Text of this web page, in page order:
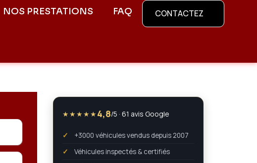
NOS PRESTATIONS FAQ CONTACTEZ
★★★★★ 4,8/5 · 61 avis Google
+3000 véhicules vendus depuis 2007
Véhicules inspectés & certifiés